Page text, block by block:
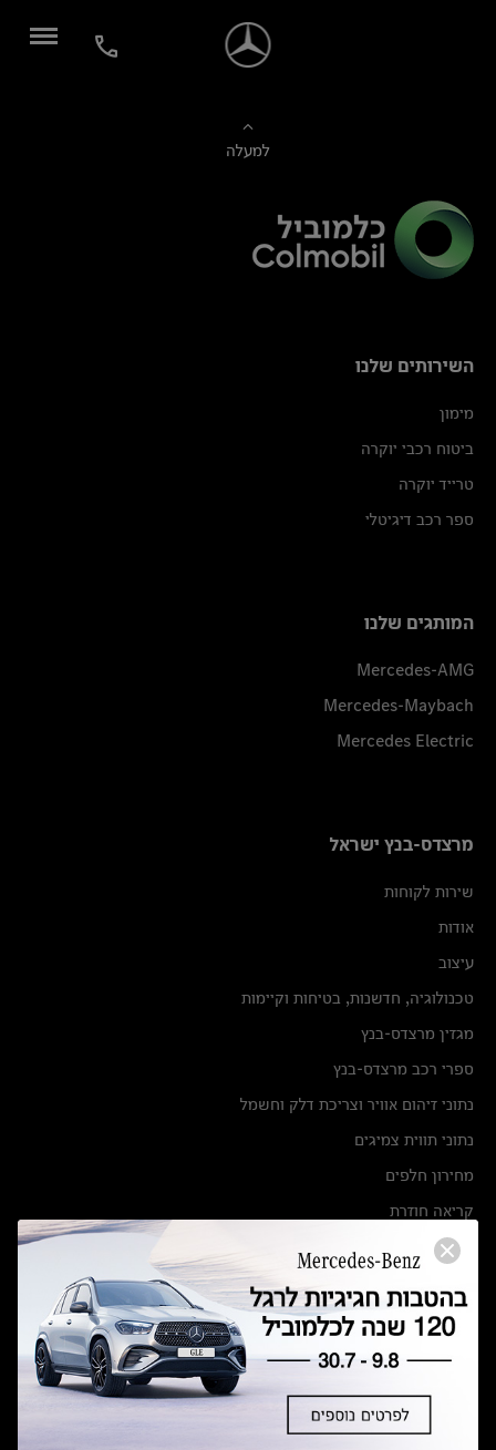
למעלה
השירותים שלנו
מימון
ביטוח רכבי יוקרה
טרייד יוקרה
ספר רכב דיגיטלי
המותגים שלנו
Mercedes-AMG
Mercedes-Maybach
Mercedes Electric
מרצדס-בנץ ישראל
שירות לקוחות
אודות
עיצוב
טכנולוגיה, חדשנות, בטיחות וקיימות
מגזין מרצדס-בנץ
ספרי רכב מרצדס-בנץ
נתוני זיהום אוויר וצריכת דלק וחשמל
נתוני תווית צמיגים
מחירון חלפים
קריאה חוזרת
הודעה על הטבות לרכבי מרצדס בהסדר פשרה בתצ 56447-02-19
תקנון ימי מכירות 120 לכלמוביל
מצאו אותנו